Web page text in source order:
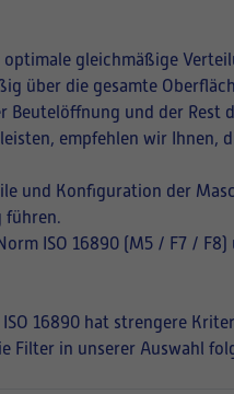
gleichmäßige
über die gesamte
und der Rest
empfehlen wir Ihnen,
und Konfiguration der
führen.
ISO 16890 (M5 / F7 /
16890 hat strengere
Filter in unserer Auswahl